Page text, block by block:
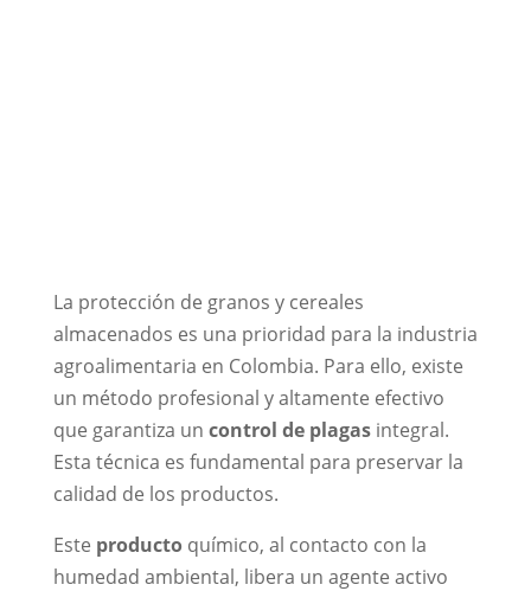
La protección de granos y cereales
almacenados es una prioridad para la industria
agroalimentaria en Colombia. Para ello, existe
un método profesional y altamente efectivo
que garantiza un control de plagasintegral.
Esta técnica es fundamental para preservar la
calidad de los productos.
Este productoquímico, al contacto con la
humedad ambiental, libera un agente activo